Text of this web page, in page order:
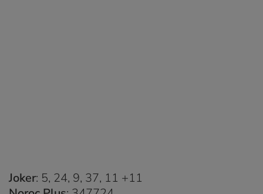
Joker: 5, 24, 9, 37, 11 +11